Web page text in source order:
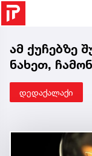
ამ ქუჩებზე
ნახეთ,
დედაქალაქი